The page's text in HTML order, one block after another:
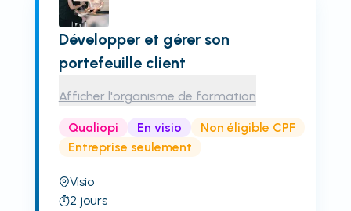
Développer et gérer son
portefeuille client
Afficher l'organisme de formation
Qualiopi En visio
Non éligible CPF
Entreprise seulement
Visio
2 jours